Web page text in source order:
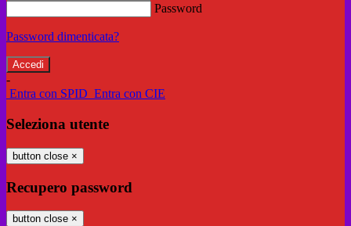
Password
Password dimenticata?
-
Entra con SPID Entra con CIE
Seleziona utente
button close ×
Recupero password
button close ×